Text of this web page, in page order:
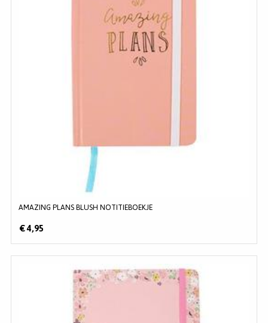
AMAZING PLANS BLUSH NOTITIEBOEKJE
€ 4,95